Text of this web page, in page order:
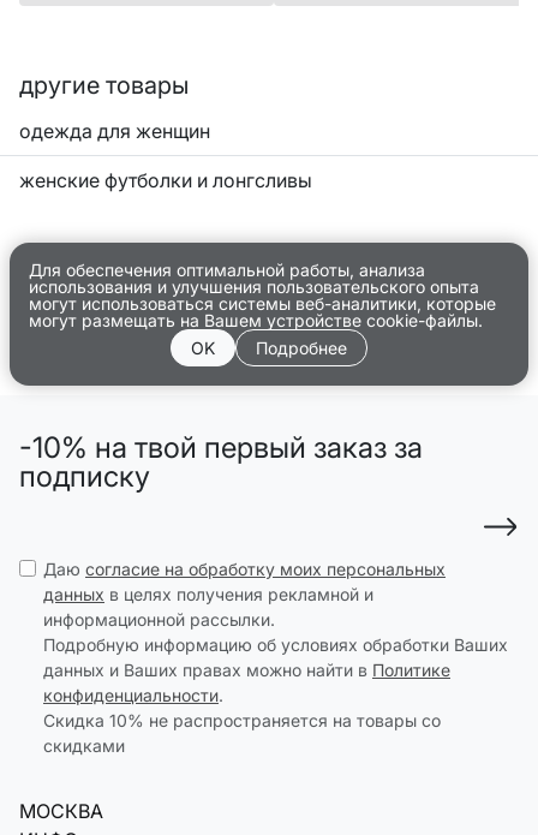
другие товары
одежда для женщин
женские футболки и лонгсливы
Для обеспечения оптимальной работы, анализа
использования и улучшения пользовательского опыта
могут использоваться системы веб-аналитики, которые
могут размещать на Вашем устройстве cookie-файлы.
OK
Подробнее
-10% на твой первый заказ за
подписку
Даю согласие на обработку моих персональных
данных в целях получения рекламной и
информационной рассылки.
Подробную информацию об условиях обработки Ваших
данных и Ваших правах можно найти в Политике
конфиденциальности.
Скидка 10% не распространяется на товары со
скидками
МОСКВА